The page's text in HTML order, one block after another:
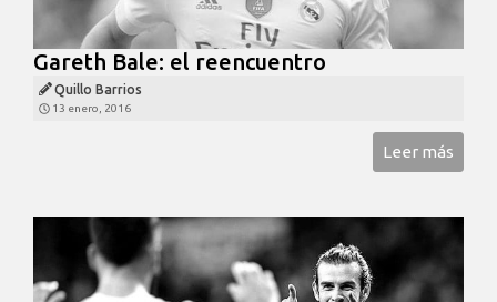
Gareth Bale: el reencuentro
Quillo Barrios
13 enero, 2016
Leer más